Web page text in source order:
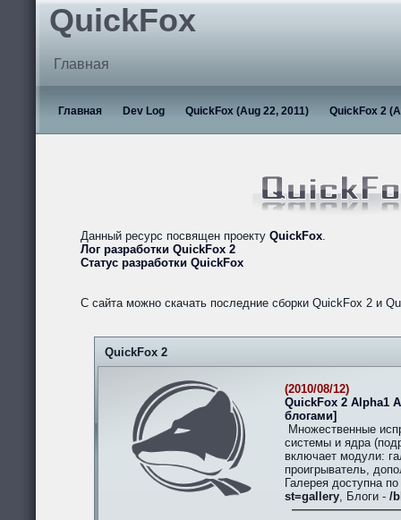
QuickFox
Главная
Главная Dev Log QuickFox (Aug 22, 2011) QuickFox 2
Данный ресурс посвящен проекту QuickFox.
Лог разработки QuickFox 2
Статус разработки QuickFox
С сайта можно скачать последние сборки QuickFox 2 и
QuickFox 2
(2010/08/12)
QuickFox 2 Alpha1
блогами]
Множественные
системы и ядра
включает модули:
проигрыватель,
Галерея доступна
st=gallery, Блоги - /